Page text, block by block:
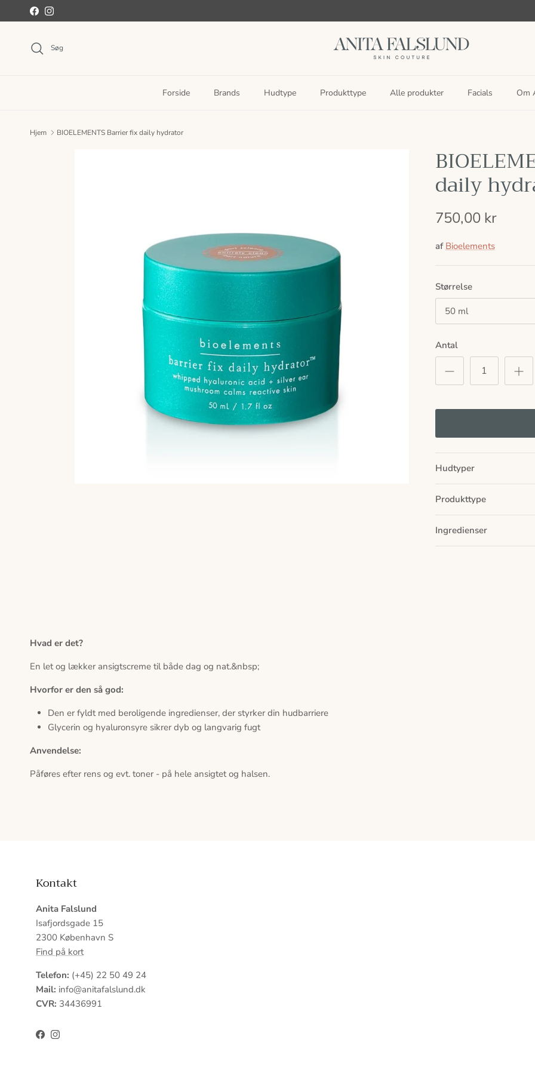
Spring til indhold
FacebookInstagram
Søg
Forside Brands Hudtype Produkttype Alle produkter Facials Om
Hjem BIOELEMENTS Barrier fix daily hydrator
daily
750,00 kr
af Bioelements
Størrelse
50 ml
Antal
Hudtyper
Produkttype
Ingredienser
Hvad er det?
En let og lækker ansigtscreme til både dag og nat.&nbsp;
Hvorfor er den så god:
Den er fyldt med beroligende ingredienser, der styrker din hudbarriere
Glycerin og hyaluronsyre sikrer dyb og langvarig fugt
Anvendelse:
Påføres efter rens og evt. toner - på hele ansigtet og halsen.
Kontakt
Anita Falslund
Isafjordsgade 15
2300 København S
Find på kort
Telefon: (+45) 22 50 49 24
Mail: info@anitafalslund.dk
CVR: 34436991
FacebookInstagram